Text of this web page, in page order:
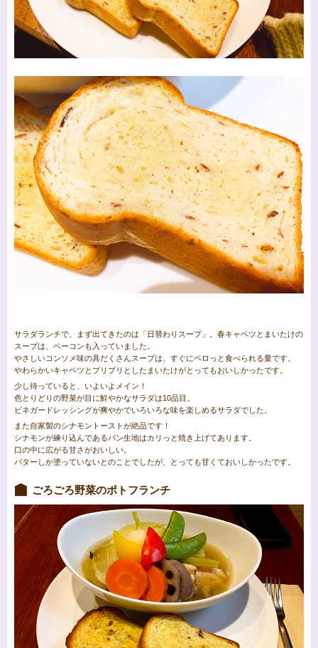
サラダランチで、まず出てきたのは「日替わりスープ」。春キャベツとまいたけの
スープは、ベーコンも入っていました。
やさしいコンソメ味の具だくさんスープは、すぐにペロっと食べられる量です。
やわらかいキャベツとプリプリとしたまいたけがとってもおいしかったです。
少し待っていると、いよいよメイン！
色とりどりの野菜が目に鮮やかなサラダは10品目。
ビネガードレッシングが爽やかでいろいろな味を楽しめるサラダでした。
また自家製のシナモントーストが絶品です！
シナモンが練り込んであるパン生地はカリっと焼き上げてあります。
口の中に広がる甘さがおいしい。
バターしか塗っていないとのことでしたが、とっても甘くておいしかったです。
ごろごろ野菜のポトフランチ